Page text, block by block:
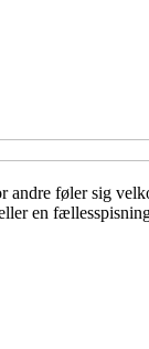
føler sig
en